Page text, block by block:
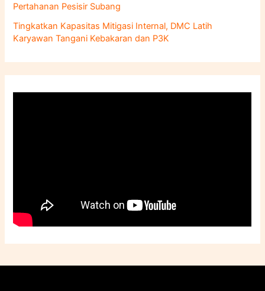
Pertahanan Pesisir Subang
Tingkatkan Kapasitas Mitigasi Internal, DMC Latih
Karyawan Tangani Kebakaran dan P3K